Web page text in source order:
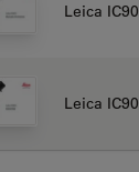
Leica
Leica